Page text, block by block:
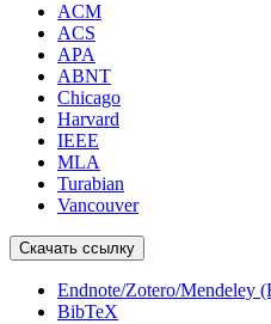
ACM
ACS
APA
ABNT
Chicago
Harvard
IEEE
MLA
Turabian
Vancouver
Скачать ссылку
Endnote/Zotero/Mendeley
BibTeX